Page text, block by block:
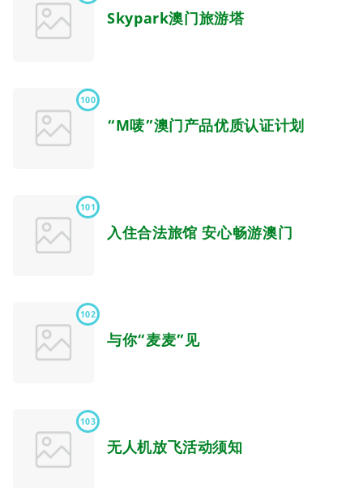
Skypark澳门旅游塔
100
“M唛”澳门产品优质认证计划
101
入住合法旅馆 安心畅游澳门
102
与你“麦麦”见
103
无人机放飞活动须知